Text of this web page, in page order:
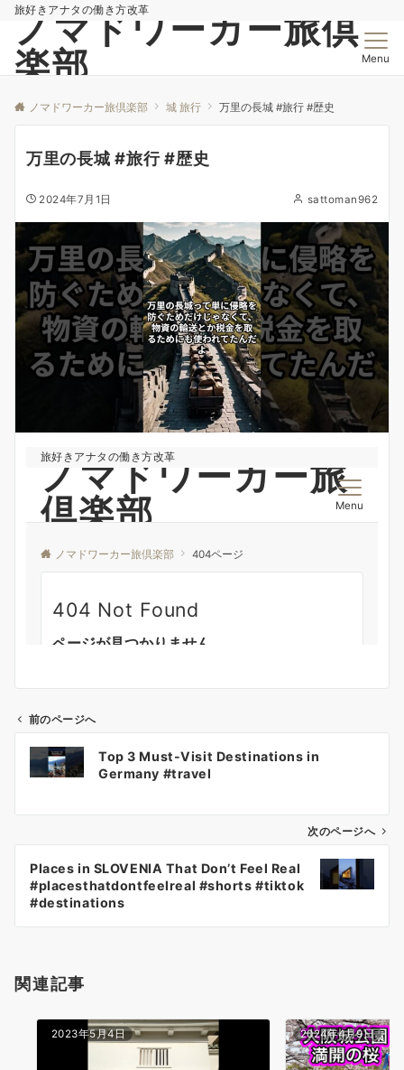
旅好きアナタの働き方改革
ノマドワーカー旅倶
楽部
Menu
ノマドワーカー旅倶楽部 城 旅行 万里の長城 #旅行 #歴史
万里の長城 #旅行 #歴史
2024年7月1日 sattoman962
ビ
ン
前のページへ
Top 3 Must-Visit Destinations in
Germany #travel
次のページへ
Places in SLOVENIA That Don’t Feel Real
#placesthatdontfeelreal #shorts #tiktok
#destinations
関連記事
2023年5月4日 2024年4月9日